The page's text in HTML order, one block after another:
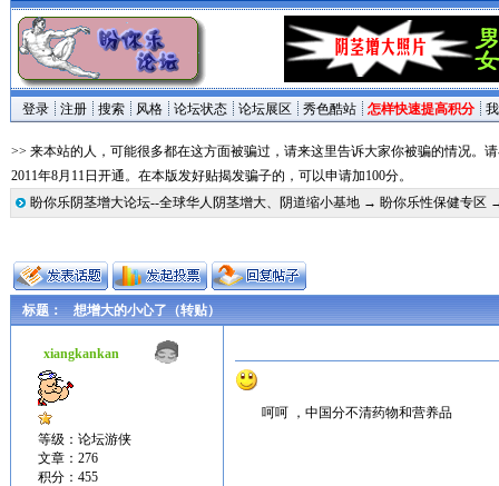
登录 注册 搜索 风格 论坛状态 论坛展区 秀色酷站 怎样快速提高积分
>> 来本站的人，可能很多都在这方面被骗过，请来这里告诉大家你被骗的情况。
2011年8月11日开通。在本版发好贴揭发骗子的，可以申请加100分。
盼你乐阴茎增大论坛--全球华人阴茎增大、阴道缩小基地→ 盼你乐性保健专区
标题： 想增大的小心了（转贴）
xiangkankan
等级：论坛游侠
文章：276
积分：455
呵呵 ，中国分不清药物和营养品